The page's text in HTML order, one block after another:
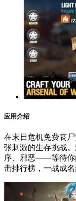
应用介绍
在末日危机免费丧
张刺激的生存挑战
序、邪恶——等待你
击排行榜，一战成名